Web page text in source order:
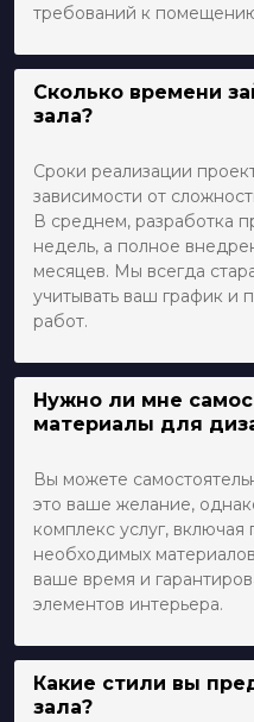
требований к
Сколько времени
зала?
Сроки реализации
зависимости от
В среднем, разработка
недель, а полное
месяцев. Мы всегда
учитывать ваш график и
работ.
Нужно ли мне
материалы для
Вы можете
это ваше желание,
комплекс услуг,
необходимых
ваше время и
элементов интерьера.
Какие стили вы
зала?